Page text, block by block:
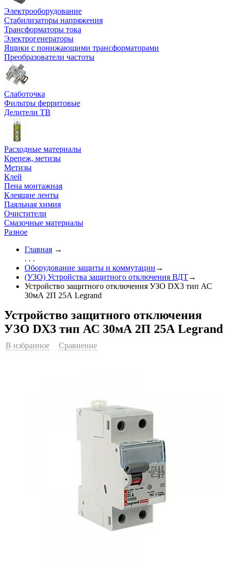
Электрооборудование
Стабилизаторы напряжения
Трансформаторы тока
Электрогенераторы
Ящики с понижающими трансформаторами
Преобразователи частоты
Слаботочка
Фильтры ферритовые
Делители ТВ
Расходные материалы
Крепеж, метизы
Метизы
Клей
Пена монтажная
Клеящие ленты
Паяльная химия
Очистители
Смазочные материалы
Разное
Главная →
. . .
Оборудование защиты и коммутации →
(УЗО) Устройства защитного отключения ВДТ→
Устройство защитного отключения УЗО DX3 тип АС
30мА 2П 25А Legrand
Устройство защитного отключения
УЗО DX3 тип АС 30мА 2П 25А Legrand
В избранное Сравнение